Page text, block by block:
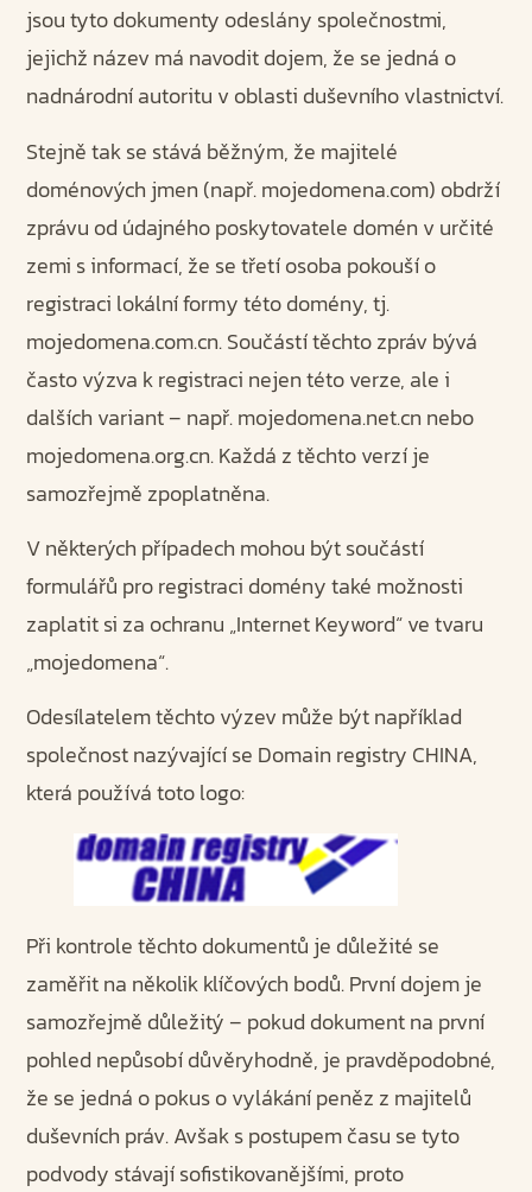
jsou tyto dokumenty odeslány společnostmi,
jejichž název má navodit dojem, že se jedná o
nadnárodní autoritu v oblasti duševního vlastnictví.
Stejně tak se stává běžným, že majitelé
doménových jmen (např. mojedomena.com) obdrží
zprávu od údajného poskytovatele domén v určité
zemi s informací, že se třetí osoba pokouší o
registraci lokální formy této domény, tj.
mojedomena.com.cn. Součástí těchto zpráv bývá
často výzva k registraci nejen této verze, ale i
dalších variant – např. mojedomena.net.cn nebo
mojedomena.org.cn. Každá z těchto verzí je
samozřejmě zpoplatněna.
V některých případech mohou být součástí
formulářů pro registraci domény také možnosti
zaplatit si za ochranu „Internet Keyword“ ve tvaru
„mojedomena“.
Odesílatelem těchto výzev může být například
společnost nazývající se Domain registry CHINA,
která používá toto logo:
Při kontrole těchto dokumentů je důležité se
zaměřit na několik klíčových bodů. První dojem je
samozřejmě důležitý – pokud dokument na první
pohled nepůsobí důvěryhodně, je pravděpodobné,
že se jedná o pokus o vylákání peněz z majitelů
duševních práv. Avšak s postupem času se tyto
podvody stávají sofistikovanějšími, proto